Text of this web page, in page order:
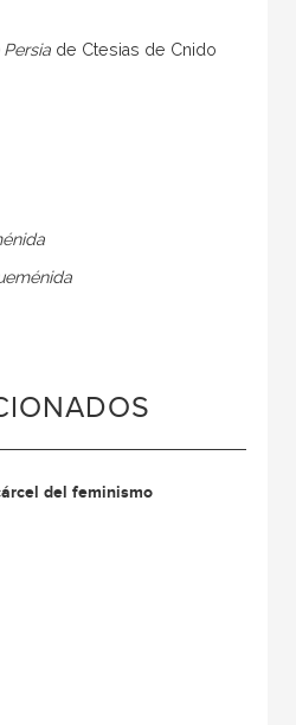
de Ctesias de Cnido
del feminismo